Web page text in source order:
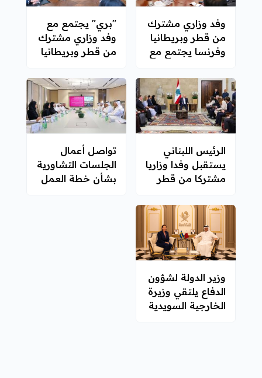
وفد وزاري مشترك
من قطر وبريطانيا
وفرنسا يجتمع مع
الاجتماعية اللبنانية
"بري" يجتمع مع
وفد وزاري مشترك
من قطر وبريطانيا
الرئيس اللبناني
يستقبل وفدا وزاريا
مشتركا من قطر
تواصل أعمال
الجلسات التشاورية
بشأن خطة العمل
وزير الدولة لشؤون
الدفاع يلتقي وزيرة
الخارجية السويدية